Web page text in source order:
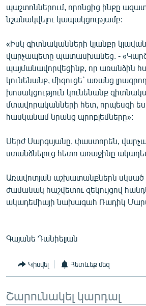
պաշտոններում, որոնցից ինքը
նշանակվելու կապակցությամբ:
«Իսկ գիտնականների կյանքը
վարչապետը պատասխանեց. -
պայմանավորվեցինք, որ առանձին
կունենանք, միգուցե` առանց
խոսակցություն կունենանք
մտավորականների հետ, որպեսզի ես
հասկանամ նրանց պրոբլեմները»:
Սերժ Սարգսյանը, փաստորեն,
ստանձնելուց հետո առաջինը
Առավոտյան աշխատանքներն սկսած
ժամանակ հաշվետու զեկույցով
ակադեմիայի նախագահ Ռադիկ
Գայանե Դանիելյան
Կիսվել Հետևեք մեզ
Շարունակել կարդալ